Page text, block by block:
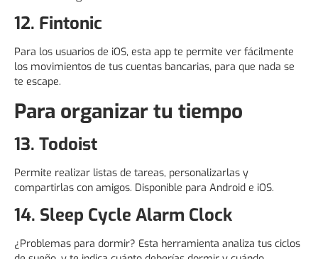
12. Fintonic
Para los usuarios de iOS, esta app te permite ver fácilmente
los movimientos de tus cuentas bancarias, para que nada se
te escape.
Para organizar tu tiempo
13. Todoist
Permite realizar listas de tareas, personalizarlas y
compartirlas con amigos. Disponible para Android e iOS.
14. Sleep Cycle Alarm Clock
¿Problemas para dormir? Esta herramienta analiza tus ciclos